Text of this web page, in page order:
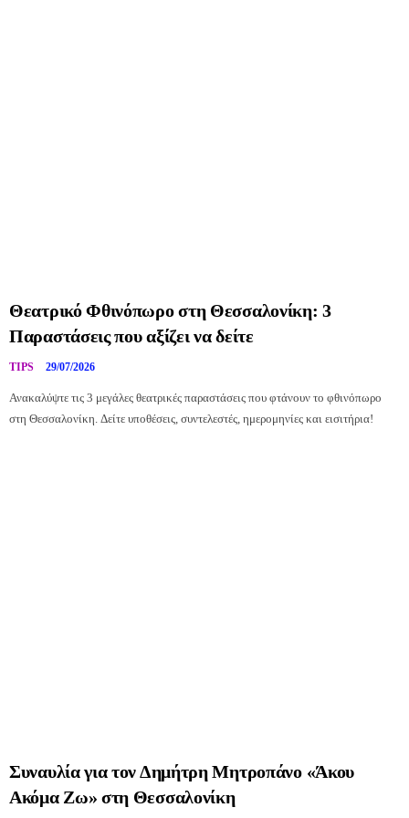
Θεατρικό Φθινόπωρο στη Θεσσαλονίκη: 3
Παραστάσεις που αξίζει να δείτε
TIPS 29/07/2026
Ανακαλύψτε τις 3 μεγάλες θεατρικές παραστάσεις που φτάνουν το φθινόπωρο
στη Θεσσαλονίκη. Δείτε υποθέσεις, συντελεστές, ημερομηνίες και εισιτήρια!
Συναυλία για τον Δημήτρη Μητροπάνο «Άκου
Ακόμα Ζω» στη Θεσσαλονίκη